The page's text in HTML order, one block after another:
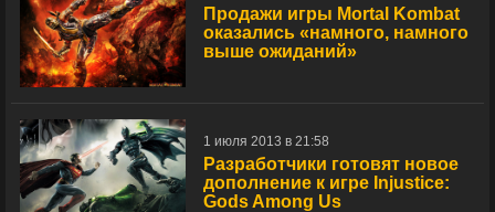
Продажи игры Mortal Kombat
оказались «намного, намного
выше ожиданий»
1 июля 2013 в 21:58
Разработчики готовят новое
дополнение к игре Injustice:
Gods Among Us